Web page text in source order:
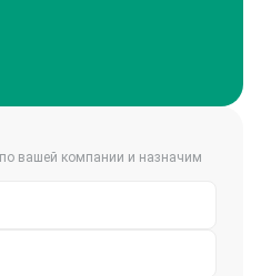
вашей компании и назначим